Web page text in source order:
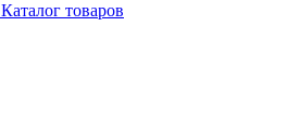
Каталог товаров